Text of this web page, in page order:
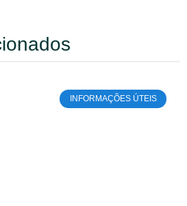
INFORMAÇÕES ÚTEIS